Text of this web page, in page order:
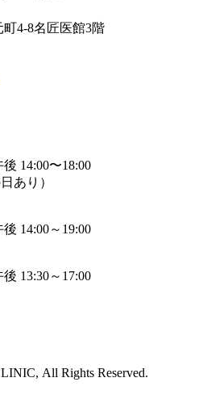
町4-8名匠医館3階
14:00〜18:00
あり）
14:00～19:00
13:30～17:00
All Rights Reserved.